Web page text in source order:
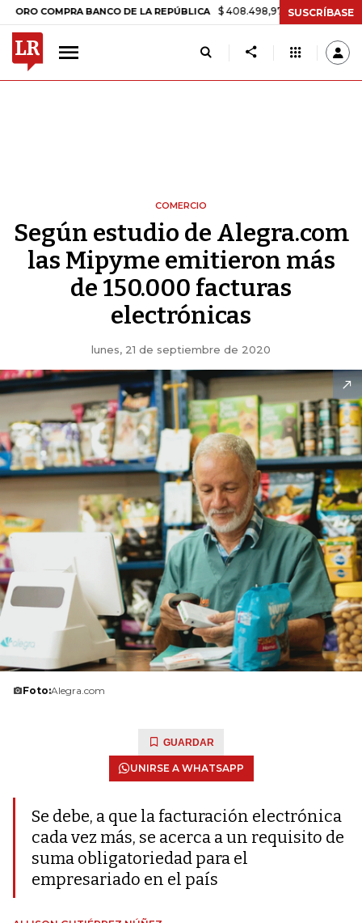
BANCO DE LA REPÚBLICA $ 408.498,97 +$ 8.753,81 +2,19%
SUSCRÍBASE
COMERCIO
Según estudio de Alegra.com
las Mipyme emitieron más
de 150.000 facturas
electrónicas
lunes, 21 de septiembre de 2020
Foto:Alegra.com
GUARDAR
UNIRSE A WHATSAPP
Se debe, a que la facturación electrónica
cada vez más, se acerca a un requisito de
suma obligatoriedad para el
empresariado en el país